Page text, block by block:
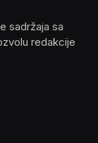
sadržaja sa
redakcije